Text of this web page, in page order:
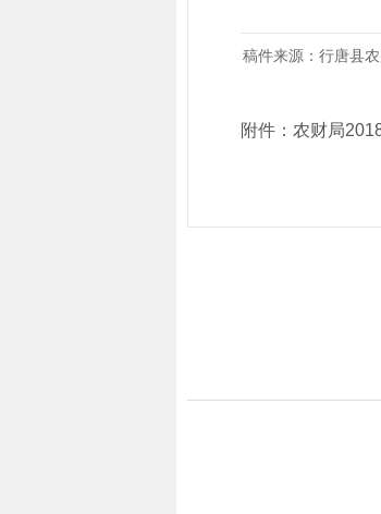
稿件来源：行唐县
附件： 农财局